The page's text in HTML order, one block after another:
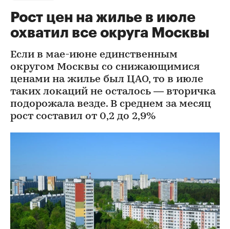
Рост цен на жилье в июле
охватил все округа Москвы
Если в мае-июне единственным
округом Москвы со снижающимися
ценами на жилье был ЦАО, то в июле
таких локаций не осталось — вторичка
подорожала везде. В среднем за месяц
рост составил от 0,2 до 2,9%